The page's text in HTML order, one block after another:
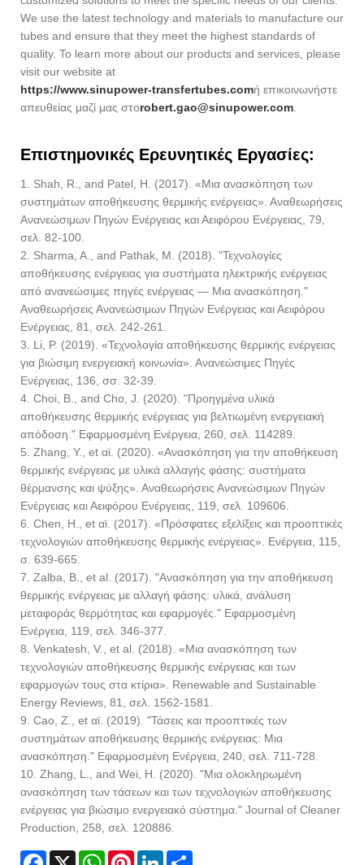
We use the latest technology and materials to manufacture our
tubes and ensure that they meet the highest standards of
quality. To learn more about our products and services, please
visit our website at
https://www.sinupower-transfertubes.comή επικοινωνήστε
απευθείας μαζί μας στοrobert.gao@sinupower.com.
Επιστημονικές Ερευνητικές Εργασίες:
1. Shah, R., and Patel, H. (2017). «Μια ανασκόπηση των
συστημάτων αποθήκευσης θερμικής ενέργειας». Αναθεωρήσεις
Ανανεώσιμων Πηγών Ενέργειας και Αειφόρου Ενέργειας, 79,
σελ. 82-100.
2. Sharma, A., and Pathak, M. (2018). "Τεχνολογίες
αποθήκευσης ενέργειας για συστήματα ηλεκτρικής ενέργειας
από ανανεώσιμες πηγές ενέργειας — Μια ανασκόπηση."
Αναθεωρήσεις Ανανεώσιμων Πηγών Ενέργειας και Αειφόρου
Ενέργειας, 81, σελ. 242-261.
3. Li, P. (2019). «Τεχνολογία αποθήκευσης θερμικής ενέργειας
για βιώσιμη ενεργειακή κοινωνία». Ανανεώσιμες Πηγές
Ενέργειας, 136, σσ. 32-39.
4. Choi, B., and Cho, J. (2020). "Προηγμένα υλικά
αποθήκευσης θερμικής ενέργειας για βελτιωμένη ενεργειακή
απόδοση." Εφαρμοσμένη Ενέργεια, 260, σελ. 114289.
5. Zhang, Υ., et αϊ. (2020). «Ανασκόπηση για την αποθήκευση
θερμικής ενέργειας με υλικά αλλαγής φάσης: συστήματα
θέρμανσης και ψύξης». Αναθεωρήσεις Ανανεώσιμων Πηγών
Ενέργειας και Αειφόρου Ενέργειας, 119, σελ. 109606.
6. Chen, Η., et αϊ. (2017). «Πρόσφατες εξελίξεις και προοπτικές
τεχνολογιών αποθήκευσης θερμικής ενέργειας». Ενέργεια, 115,
σ. 639-665.
7. Zalba, Β., et al. (2017). "Ανασκόπηση για την αποθήκευση
θερμικής ενέργειας με αλλαγή φάσης: υλικά, ανάλυση
μεταφοράς θερμότητας και εφαρμογές." Εφαρμοσμένη
Ενέργεια, 119, σελ. 346-377.
8. Venkatesh, V., et al. (2018). «Μια ανασκόπηση των
τεχνολογιών αποθήκευσης θερμικής ενέργειας και των
εφαρμογών τους στα κτίρια». Renewable and Sustainable
Energy Reviews, 81, σελ. 1562-1581.
9. Cao, Ζ., et αϊ. (2019). "Τάσεις και προοπτικές των
συστημάτων αποθήκευσης θερμικής ενέργειας: Μια
ανασκόπηση." Εφαρμοσμένη Ενέργεια, 240, σελ. 711-728.
10. Zhang, L., and Wei, H. (2020). "Μια ολοκληρωμένη
ανασκόπηση των τάσεων και των τεχνολογιών αποθήκευσης
ενέργειας για βιώσιμο ενεργειακό σύστημα." Journal of Cleaner
Production, 258, σελ. 120886.
Facebook
X WhatsAppPinterestLinkedIn